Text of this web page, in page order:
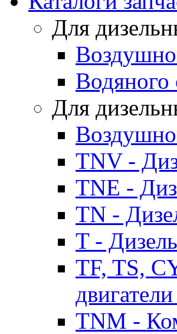
Для
Водяного
Для
TNV -
TNE -
TN -
T -
TF, TS,
TNM -